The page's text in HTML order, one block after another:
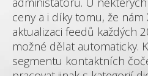
ceny a i díky tomu, že
aktualizaci feedů každých
možné dělat automaticky.
segmentu kontaktních